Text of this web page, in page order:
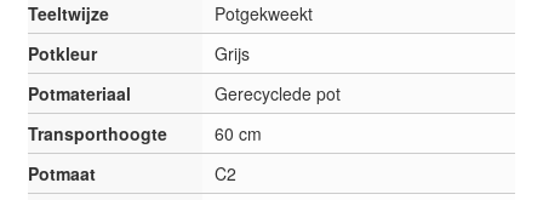
Teeltwijze
Potgekweekt
Potkleur
Grijs
Potmateriaal
Gerecyclede pot
Transporthoogte
60 cm
Potmaat
C2